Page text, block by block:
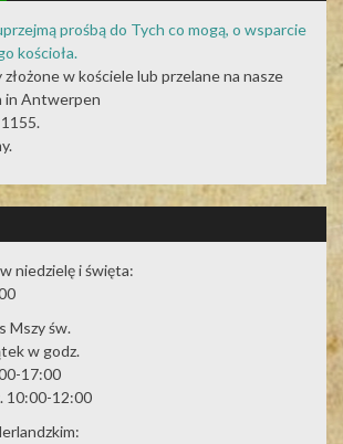
prośbą do Tych co mogą, o wsparcie
kościoła.
w kościele lub przelane na nasze
in Antwerpen
niedzielę i święta:
Mszy św.
w godz.
17:00
10:00-12:00